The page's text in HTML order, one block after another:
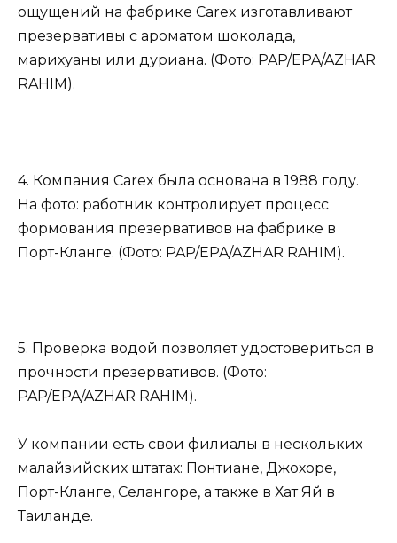
ощущений на фабрике Carex изготавливают
презервативы с ароматом шоколада,
марихуаны или дуриана. (Фото: PAP/EPA/AZHAR
RAHIM).
4. Компания Carex была основана в 1988 году.
На фото: работник контролирует процесс
формования презервативов на фабрике в
Порт-Кланге. (Фото: PAP/EPA/AZHAR RAHIM).
5. Проверка водой позволяет удостовериться в
прочности презервативов. (Фото:
PAP/EPA/AZHAR RAHIM).
У компании есть свои филиалы в нескольких
малайзийских штатах: Понтиане, Джохоре,
Порт-Кланге, Селангоре, а также в Хат Яй в
Таиланде.